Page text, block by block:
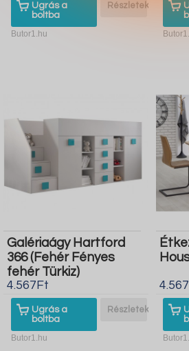
Ugrás a
boltba
Részletek
Butor1.hu
Galériaágy Hartford
366 (Fehér Fényes
fehér Türkiz)
4.567Ft
Ugrás a
boltba
Részletek
Butor1.hu